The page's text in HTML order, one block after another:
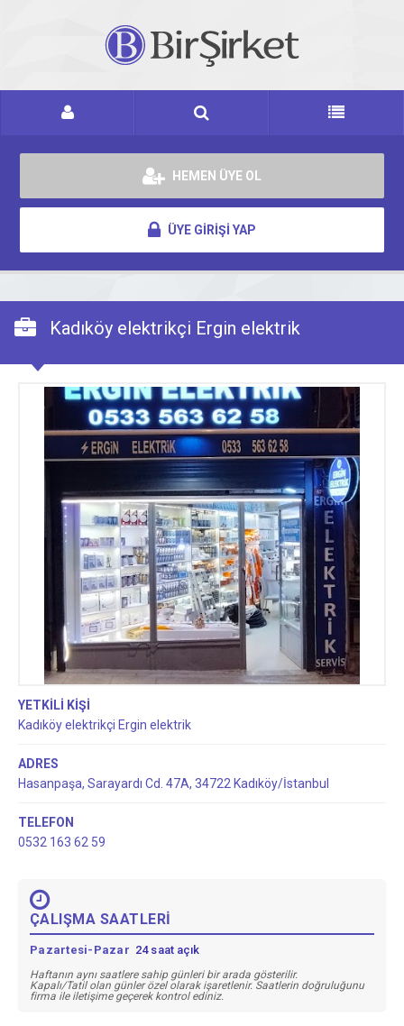
HEMEN ÜYE OL
ÜYE GİRİŞİ YAP
Kadıköy elektrikçi Ergin elektrik
YETKİLİ KİŞİ
Kadıköy elektrikçi Ergin elektrik
ADRES
Hasanpaşa, Sarayardı Cd. 47A, 34722 Kadıköy/İstanbul
TELEFON
0532 163 62 59
ÇALIŞMA SAATLERİ
Pazartesi-Pazar 24 saat açık
Haftanın aynı saatlere sahip günleri bir arada gösterilir.
Kapalı/Tatil olan günler özel olarak işaretlenir. Saatlerin doğruluğunu
firma ile iletişime geçerek kontrol ediniz.